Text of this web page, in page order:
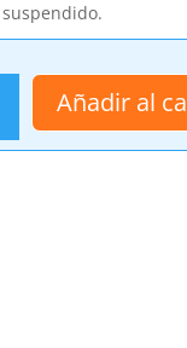
Añadir al